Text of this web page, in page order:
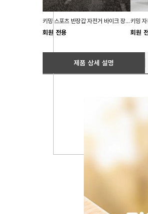
키밍 스포츠 반장갑 자전거 바이크 장갑 남자 작업
회원 전용 회원
제품 상세 설명